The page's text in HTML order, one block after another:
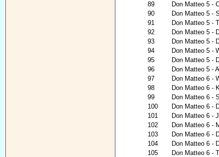
89
Don Matteo 5 -
90
Don Matteo 5 -
91
Don Matteo 5 -
92
Don Matteo 5 -
93
Don Matteo 5 -
94
Don Matteo 5 -
95
Don Matteo 5 -
96
Don Matteo 5 -
97
Don Matteo 6 -
98
Don Matteo 6 -
99
Don Matteo 6 -
100
Don Matteo 6 -
101
Don Matteo 6 -
102
Don Matteo 6 -
103
Don Matteo 6 -
104
Don Matteo 6 -
105
Don Matteo 6 -